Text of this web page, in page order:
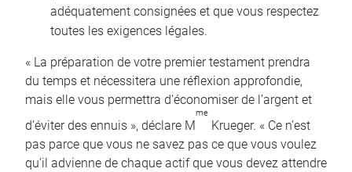
adéquatement consignées et que vous respectez
toutes les exigences légales.
« La préparation de votre premier testament prendra
du temps et nécessitera une réflexion approfondie,
mais elle vous permettra d’économiser de l’argent et
d’éviter des ennuis », déclare M
me
Krueger. « Ce n’est
pas parce que vous ne savez pas ce que vous voulez
qu’il advienne de chaque actif que vous devez attendre